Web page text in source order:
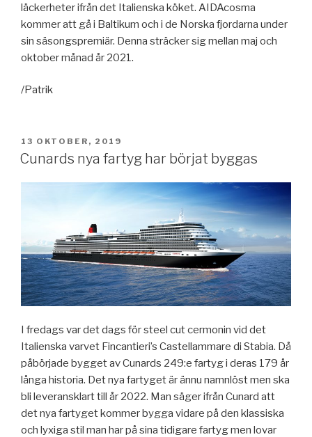
läckerheter ifrån det Italienska köket. AIDAcosma
kommer att gå i Baltikum och i de Norska fjordarna under
sin säsongspremiär. Denna sträcker sig mellan maj och
oktober månad år 2021.
/Patrik
PUBLICERAT
13 OKTOBER, 2019
Cunards nya fartyg har börjat byggas
I fredags var det dags för steel cut cermonin vid det
Italienska varvet Fincantieri’s Castellammare di Stabia. Då
påbörjade bygget av Cunards 249:e fartyg i deras 179 år
långa historia. Det nya fartyget är ännu namnlöst men ska
bli leveransklart till år 2022. Man säger ifrån Cunard att
det nya fartyget kommer bygga vidare på den klassiska
och lyxiga stil man har på sina tidigare fartyg men lovar